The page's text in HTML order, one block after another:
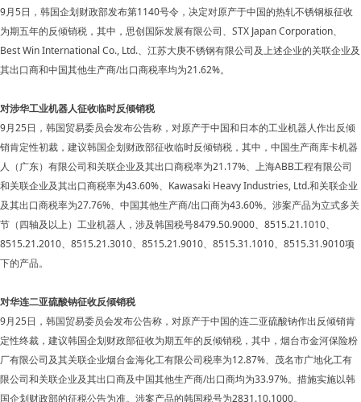
9月5日，韩国企划财政部发布第1140号令，决定对原产于中国的热轧不锈钢板征收
为期五年的反倾销税，其中，思创国际发展有限公司、STX Japan Corporation、
Best Win International Co., Ltd.、江苏大庚不锈钢有限公司及上述企业的关联企业及
其出口商和中国其他生产商/出口商税率均为21.62%。
对涉华工业机器人征收临时反倾销税
9月25日，韩国贸易委员会发布公告称，对原产于中国和日本的工业机器人作出反倾
销肯定性初裁，建议韩国企划财政部征收临时反倾销税，其中，中国生产商库卡机器
人（广东）有限公司和关联企业及其出口商税率为21.17%、上海ABB工程有限公司
和关联企业及其出口商税率为43.60%、Kawasaki Heavy Industries, Ltd.和关联企业
及其出口商税率为27.76%、中国其他生产商/出口商为43.60%。涉案产品为立式多关
节（四轴及以上）工业机器人，涉及韩国税号8479.50.9000、8515.21.1010、
8515.21.2010、8515.21.3010、8515.21.9010、8515.31.1010、8515.31.9010项
下的产品。
对华连二亚硫酸钠征收反倾销税
9月25日，韩国贸易委员会发布公告称，对原产于中国的连二亚硫酸钠作出反倾销肯
定性终裁，建议韩国企划财政部征收为期五年的反倾销税，其中，烟台市金河保险粉
厂有限公司及其关联企业烟台金海化工有限公司税率为12.87%、茂名市广地化工有
限公司和关联企业及其出口商及中国其他生产商/出口商均为33.97%。措施实施以韩
国企划财政部的征税公告为准。涉案产品的韩国税号为2831.10.1000。